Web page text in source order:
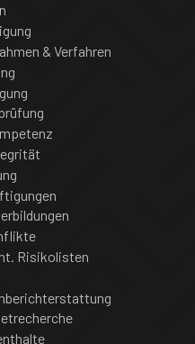
& Verfahren
Risikolisten